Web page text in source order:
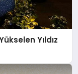
Yıldız